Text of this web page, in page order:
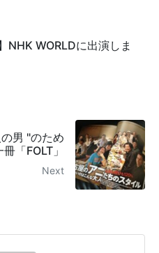
NHK WORLDに出演しま
男 "のため
「FOLT」
Next